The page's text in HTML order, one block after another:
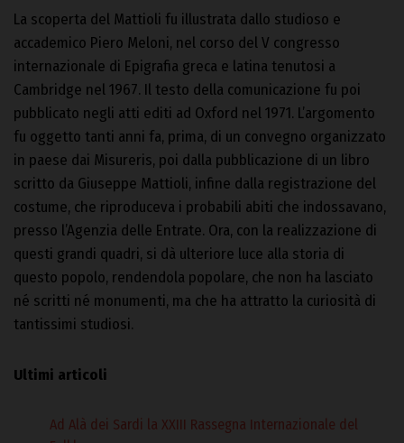
La scoperta del Mattioli fu illustrata dallo studioso e
accademico Piero Meloni, nel corso del V congresso
internazionale di Epigrafia greca e latina tenutosi a
Cambridge nel 1967. Il testo della comunicazione fu poi
pubblicato negli atti editi ad Oxford nel 1971. L’argomento
fu oggetto tanti anni fa, prima, di un convegno organizzato
in paese dai Misureris, poi dalla pubblicazione di un libro
scritto da Giuseppe Mattioli, infine dalla registrazione del
costume, che riproduceva i probabili abiti che indossavano,
presso l’Agenzia delle Entrate. Ora, con la realizzazione di
questi grandi quadri, si dà ulteriore luce alla storia di
questo popolo, rendendola popolare, che non ha lasciato
né scritti né monumenti, ma che ha attratto la curiosità di
tantissimi studiosi.
Ultimi articoli
Ad Alà dei Sardi la XXIII Rassegna Internazionale del